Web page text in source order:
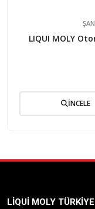
LIQUI MOLY
İNCELE
LIQUI MOLY